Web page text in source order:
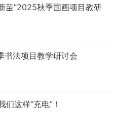
苗”2025秋季国画项目教研
书法项目教学研讨会
这样“充电”！